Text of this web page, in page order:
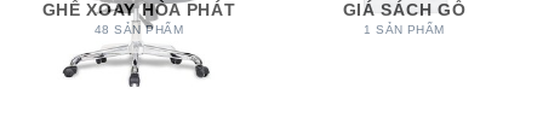
GHẾ XOAY HÒA PHÁT
48 SẢN PHẨM
GIÁ SÁCH GỖ
1 SẢN PHẨM